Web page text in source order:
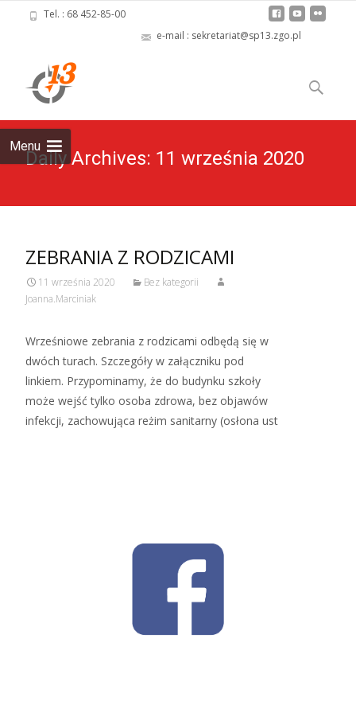
Tel. : 68 452-85-00
e-mail : sekretariat@sp13.zgo.pl
Menu
to
content
Szukaj:
Daily Archives: 11 września 2020
ZEBRANIA Z RODZICAMI
11 września 2020
Bez kategorii
Joanna.Marciniak
Wrześniowe zebrania z rodzicami odbędą się w
dwóch turach. Szczegóły w załączniku pod
linkiem. Przypominamy, że do budynku szkoły
może wejść tylko osoba zdrowa, bez objawów
infekcji, zachowująca reżim sanitarny (osłona ust